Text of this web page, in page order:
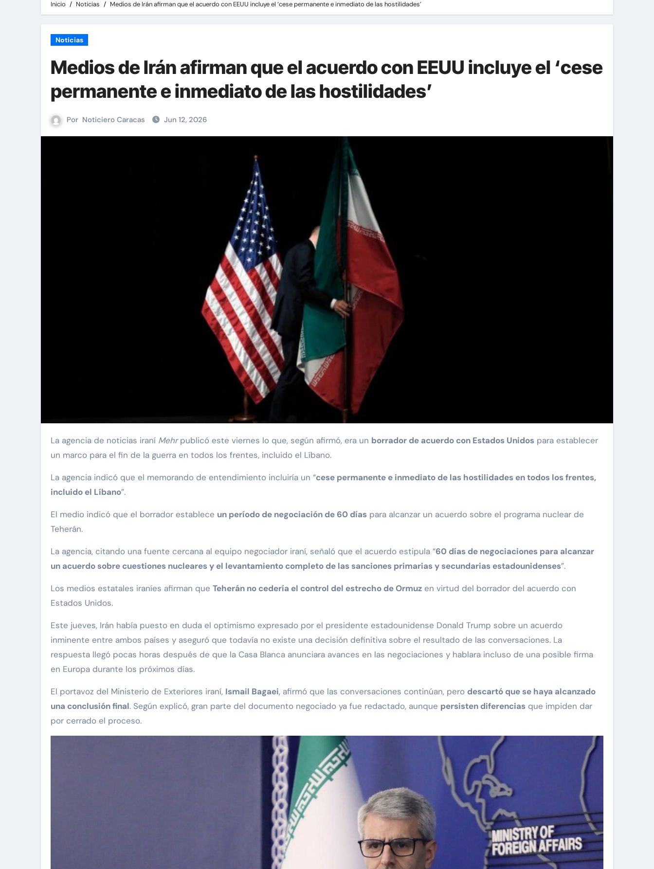
Inicio Noticias Medios de Irán afirman que el acuerdo con EEUU incluye el ‘cese permanente e inmediato de las hostilidades’
Noticias
Medios de Irán afirman que el acuerdo con EEUU incluye el ‘cese
permanente e inmediato de las hostilidades’
Por Noticiero Caracas Jun 12, 2026
La agencia de noticias iraní Mehrpublicó este viernes lo que, según afirmó, era un borrador de acuerdo con Estados Unidos para establecer
un marco para el fin de la guerra en todos los frentes, incluido el Líbano.
La agencia indicó que el memorando de entendimiento incluiría un “cese permanente e inmediato de las hostilidades en todos los frentes,
incluido el Líbano”.
El medio indicó que el borrador establece un período de negociación de 60 días para alcanzar un acuerdo sobre el programa nuclear de
Teherán.
La agencia, citando una fuente cercana al equipo negociador iraní, señaló que el acuerdo estipula “60 días de negociaciones para alcanzar
un acuerdo sobre cuestiones nucleares y el levantamiento completo de las sanciones primarias y secundarias estadounidenses”.
Los medios estatales iraníes afirman que Teherán no cedería el control del estrecho de Ormuz en virtud del borrador del acuerdo con
Estados Unidos.
Este jueves, Irán había puesto en duda el optimismo expresado por el presidente estadounidense Donald Trump sobre un acuerdo
inminente entre ambos países y aseguró que todavía no existe una decisión definitiva sobre el resultado de las conversaciones. La
respuesta llegó pocas horas después de que la Casa Blanca anunciara avances en las negociaciones y hablara incluso de una posible firma
en Europa durante los próximos días.
El portavoz del Ministerio de Exteriores iraní, Ismail Bagaei, afirmó que las conversaciones continúan, pero descartó que se haya alcanzado
una conclusión final. Según explicó, gran parte del documento negociado ya fue redactado, aunque persisten diferencias que impiden dar
por cerrado el proceso.